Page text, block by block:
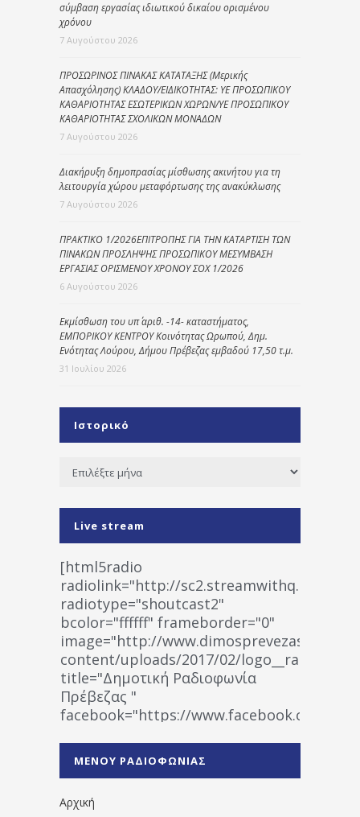
σύμβαση εργασίας ιδιωτικού δικαίου ορισμένου
χρόνου
7 Αυγούστου 2026
ΠΡΟΣΩΡΙΝΟΣ ΠΙΝΑΚΑΣ ΚΑΤΑΤΑΞΗΣ (Μερικής
Απασχόλησης) ΚΛΑΔΟΥ/ΕΙΔΙΚΟΤΗΤΑΣ: ΥΕ ΠΡΟΣΩΠΙΚΟΥ
ΚΑΘΑΡΙΟΤΗΤΑΣ ΕΣΩΤΕΡΙΚΩΝ ΧΩΡΩΝ/ΥΕ ΠΡΟΣΩΠΙΚΟΥ
ΚΑΘΑΡΙΟΤΗΤΑΣ ΣΧΟΛΙΚΩΝ ΜΟΝΑΔΩΝ
7 Αυγούστου 2026
Διακήρυξη δημοπρασίας μίσθωσης ακινήτου για τη
λειτουργία χώρου μεταφόρτωσης της ανακύκλωσης
7 Αυγούστου 2026
ΠΡΑΚΤΙΚΟ 1/2026ΕΠΙΤΡΟΠΗΣ ΓΙΑ ΤΗΝ ΚΑΤΑΡΤΙΣΗ ΤΩΝ
ΠΙΝΑΚΩΝ ΠΡΟΣΛΗΨΗΣ ΠΡΟΣΩΠΙΚΟΥ ΜΕΣΥΜΒΑΣΗ
ΕΡΓΑΣΙΑΣ ΟΡΙΣΜΕΝΟΥ ΧΡΟΝΟΥ ΣΟΧ 1/2026
6 Αυγούστου 2026
Εκμίσθωση του υπ΄ αριθ. -14- καταστήματος,
ΕΜΠΟΡΙΚΟΥ ΚΕΝΤΡΟΥ Κοινότητας Ωρωπού, Δημ.
Ενότητας Λούρου, Δήμου Πρέβεζας εμβαδού 17,50 τ.μ.
31 Ιουλίου 2026
Ιστορικό
Ιστορικό
Live stream
[html5radio
radiolink="http://
radiotype="shoutcast2"
bcolor="ffffff" frameborder="0"
image="http://www.dimosprevezas.gr/wp-
content/uploads/2017/02/
title="Δημοτική Ραδιοφωνία
Πρέβεζας "
facebook="https://www.facebook.com/
1531194763766854/" artist="" ]
ΜΕΝΟΥ ΡΑΔΙΟΦΩΝΙΑΣ
Αρχική